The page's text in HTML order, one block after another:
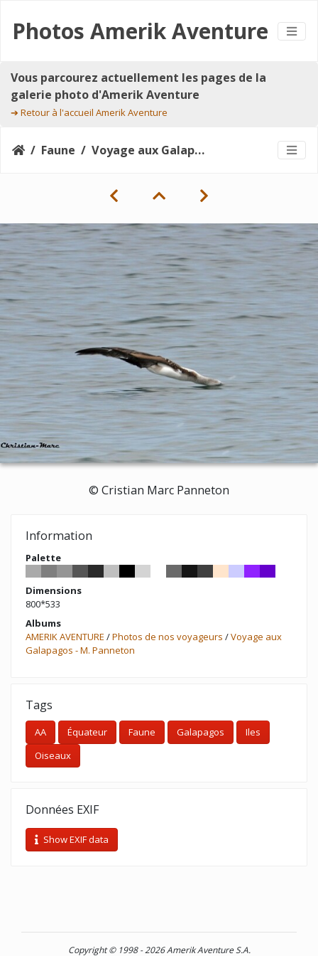
Photos Amerik Aventure
Vous parcourez actuellement les pages de la
galerie photo d'Amerik Aventure
➔ Retour à l'accueil Amerik Aventure
Faune Voyage aux Galapagos 210
© Cristian Marc Panneton
Information
Palette
Dimensions
800*533
Albums
AMERIK AVENTURE /Photos de nos voyageurs /Voyage aux
Galapagos - M. Panneton
Tags
AA Équateur Faune Galapagos
Iles
Oiseaux
Données EXIF
Show EXIF data
Copyright © 1998 - 2026 Amerik Aventure S.A.